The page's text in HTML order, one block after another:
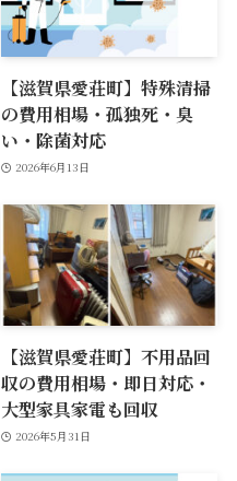
【滋賀県愛荘町】特殊清掃
の費用相場・孤独死・臭
い・除菌対応
2026年6月13日
【滋賀県愛荘町】不用品回
収の費用相場・即日対応・
大型家具家電も回収
2026年5月31日